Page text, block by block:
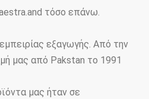
τόσο επάνω.
εξαγωγής. Από την
μας από Pakstan το 1991
μας ήταν σε